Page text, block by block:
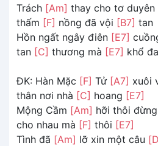
Trách [Am] thay cho tơ duyên
thấm [F] nồng đã vội [B7] tan
Hồn ngất ngây điên [E7]
tan [C] thương mà [E7] khổ
ĐK: Hàn Mặc [F] Tử [A7] xuôi
thân nơi nhà [C] hoang [E7]
Mộng Cầm [Am] hỡi thôi
cho nhau mà [F] thôi [E7]
Tình đã [Am] lỡ xin một câu